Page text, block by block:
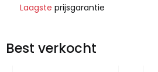
Laagste prijsgarantie
Best verkocht